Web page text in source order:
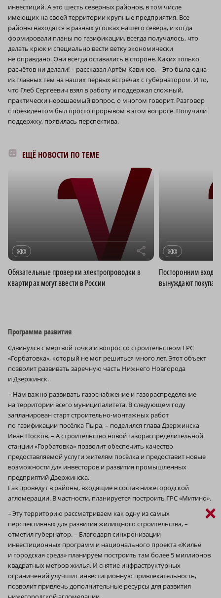
инвестиций. А это шесть северных районов, в том числе
имеющих на своей территории крупные предприятия. Все
районы находятся в разных уголках нашего севера, и когда
формировали планы по газификации, всегда получалось, что
делать крюк и специально вести ветку экономически
не оправдано. Они всегда оставались в стороне. Каких только
расчётов ни делали! – рассказал Артём Кавинов. – Это была одна
из главных тем на наших первых встречах с губернатором. И то,
что Глеб Сергеевич взял в работу и поддержал сложный,
практически нерешаемый вопрос, о многом говорит. Разговор
с президентом был просто прорывом в этом вопросе. Получили
поддержку, появилась перспектива.
ЕЩЁ НОВОСТИ ПО ТЕМЕ
ЖКХ r
Обязательные проверки электропроводки в
квартирах могут ввести в России
ЖКХ
Посторонним вход
вынуждают
Программа развития
Сдвинулся с мёртвой точки и вопрос со строительством ГРС
«Горбатовка», который не мог решиться много лет. Этот объект
позволит развивать заречную часть Нижнего Новгорода
и Дзержинск.
– Нам важно развивать газоснабжение и газораспределение
на территории всего муниципалитета. В следующем году
запланирован старт строительно-монтажных работ
по газификации посёлка Пыра, – поделился глава Дзержинска
Иван Носков. – А строительство новой газораспределительной
станции «Горбатовка» позволит обеспечить качество
предоставляемой услуги жителям посёлка и предоставит новые
возможности для инвесторов и развития промышленных
предприятий Дзержинска.
Газ проведут в районы, входящие в состав нижегородской
агломерации. В частности, планируется построить ГРС «Митино».
– Эту территорию рассматриваем как одну из самых
перспективных для развития жилищного строительства, –
отметил губернатор. – Благодаря синхронизации
инвестиционных программ и национального проекта «Жильё
и городская среда» планируем построить там более 5 миллионов
квадратных метров жилья. И снятие инфраструктурных
ограничений улучшит инвестиционную привлекательность,
позволит привлечь дополнительные ресурсы для развития
×